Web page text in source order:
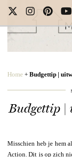
Home + Budgettip |
Budgettip |
Misschien heb je hem
Action. Dit is op zich